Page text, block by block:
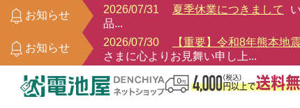
お知らせ
2026/07/31 夏季休業につきまして
品...
お知らせ
2026/07/30 【重要】令和8年熊本地
さまに心よりお見舞い申し上...